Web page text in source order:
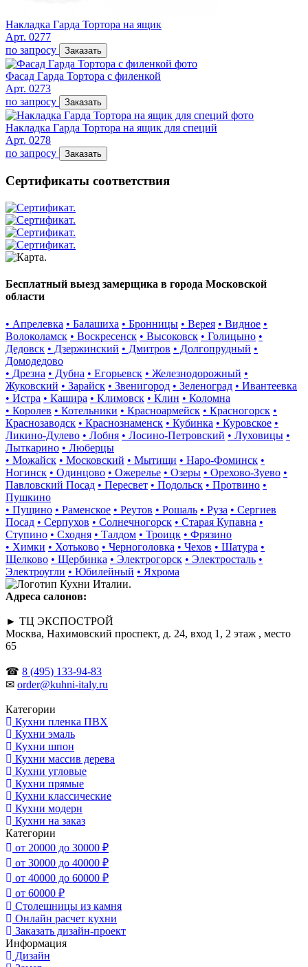
Накладка Гарда Тортора на ящик
Арт. 0277
по запросу
Заказать
Фасад Гарда Тортора с филенкой
Арт. 0273
по запросу
Заказать
Накладка Гарда Тортора на ящик для специй
Арт. 0278
по запросу
Заказать
Сертификаты соответствия
Бесплатный выезд замерщика в города Московской
области
• Апрелевка • Балашиха • Бронницы • Верея • Видное •
Волоколамск • Воскресенск • Высоковск • Голицыно •
Дедовск • Дзержинский • Дмитров • Долгопрудный •
Домодедово
• Дрезна • Дубна • Егорьевск • Железнодорожный •
Жуковский • Зарайск • Звенигород • Зеленоград • Ивантеевка
• Истра • Кашира • Климовск • Клин • Коломна
• Королев • Котельники • Красноармейск • Красногорск •
Краснозаводск • Краснознаменск • Кубинка • Куровское •
Ликино-Дулево • Лобня • Лосино-Петровский • Луховицы •
Лыткарино • Люберцы
• Можайск • Московский • Мытищи • Наро-Фоминск •
Ногинск • Одинцово • Ожерелье • Озеры • Орехово-Зуево •
Павловский Посад • Пересвет • Подольск • Протвино •
Пушкино
• Пущино • Раменское • Реутов • Рошаль • Руза • Сергиев
Посад • Серпухов • Солнечногорск • Старая Купавна •
Ступино • Сходня • Талдом • Троицк • Фрязино
• Химки • Хотьково • Черноголовка • Чехов • Шатура •
Щелково • Щербинка • Электрогорск • Электросталь •
Электроугли • Юбилейный • Яхрома
Адреса салонов:
► ТЦ ЭКСПОСТРОЙ
Москва, Нахимовский проспект, д. 24, вход 1, 2 этаж , место
65
☎ 8 (495) 133-94-83
✉ order@kuhni-italy.ru
Категории
Кухни пленка ПВХ
Кухни эмаль
Кухни шпон
Кухни массив дерева
Кухни угловые
Кухни прямые
Кухни классические
Кухни модерн
Кухни на заказ
Категории
от 20000 до 30000 ₽
от 30000 до 40000 ₽
от 40000 до 60000 ₽
от 60000 ₽
Столешницы из камня
Онлайн расчет кухни
Заказать дизайн-проект
Информация
Дизайн